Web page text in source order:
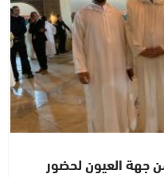
جهة العيون لحضور